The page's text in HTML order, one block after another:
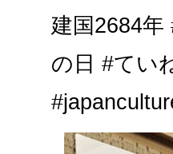
建国2684年
の日 #てい